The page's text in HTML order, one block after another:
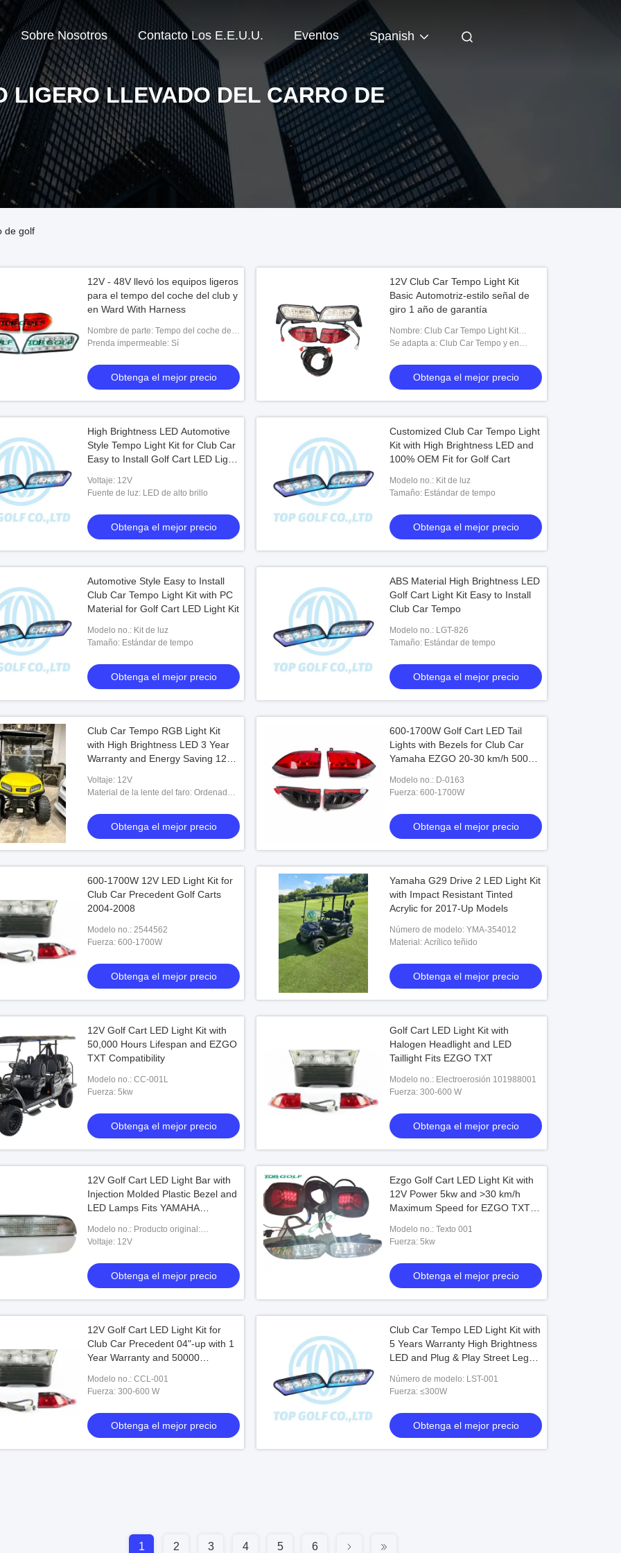
Sobre Nosotros Contacto Los E.E.U.U. Eventos Spanish
LIGERO LLEVADO DEL CARRO DE
de golf
llevó el coche
CC-008 del club de
el mejor precio
Coche hacia adelante del club del tempo
equipo ligero legal de la calle de 12
voltios
12V - 48V llevó los equipos ligeros
para el tempo del coche del club y
en Ward With Harness
Nombre de parte: Tempo del coche del
club y en Ward Light Kits
Prenda impermeable: Sí
Obtenga el mejor precio
12V Club Car Tempo Light Kit
Basic Automotriz-estilo señal de
giro 1 año de garantía
Nombre: Club Car Tempo Light Kit
Básico
Se adapta a: Club Car Tempo y en
Obtenga el mejor precio
High Brightness LED Automotive
Style Tempo Light Kit for Club Car
Easy to Install Golf Cart LED Light
Voltaje: 12V
Fuente de luz: LED de alto brillo
Obtenga el mejor precio
Customized Club Car Tempo Light
Kit with High Brightness LED and
100% OEM Fit for Golf Cart
Modelo no.: Kit de luz
Tamaño: Estándar de tempo
Obtenga el mejor precio
Automotive Style Easy to Install
Club Car Tempo Light Kit with PC
Material for Golf Cart LED Light Kit
Modelo no.: Kit de luz
Tamaño: Estándar de tempo
Obtenga el mejor precio
ABS Material High Brightness LED
Golf Cart Light Kit Easy to Install
Club Car Tempo
Modelo no.: LGT-826
Tamaño: Estándar de tempo
Obtenga el mejor precio
Club Car Tempo RGB Light Kit
with High Brightness LED 3 Year
Warranty and Energy Saving 12V
Voltaje: 12V
Material de la lente del faro: Ordenador
Obtenga el mejor precio
600-1700W Golf Cart LED Tail
Lights with Bezels for Club Car
Yamaha EZGO 20-30 km/h 50000
Modelo no.: D-0163
Fuerza: 600-1700W
Obtenga el mejor precio
600-1700W 12V LED Light Kit for
Club Car Precedent Golf Carts
2004-2008
Modelo no.: 2544562
Fuerza: 600-1700W
Obtenga el mejor precio
Yamaha G29 Drive 2 LED Light Kit
with Impact Resistant Tinted
Acrylic for 2017-Up Models
Número de modelo: YMA-354012
Material: Acrílico teñido
Obtenga el mejor precio
12V Golf Cart LED Light Kit with
50,000 Hours Lifespan and EZGO
TXT Compatibility
Modelo no.: CC-001L
Fuerza: 5kw
Obtenga el mejor precio
Golf Cart LED Light Kit with
Halogen Headlight and LED
Taillight Fits EZGO TXT
Modelo no.: Electroerosión 101988001
Fuerza: 300-600 W
Obtenga el mejor precio
12V Golf Cart LED Light Bar with
Injection Molded Plastic Bezel and
LED Lamps Fits YAMAHA
Modelo no.: Producto original:
74001G01M.
Voltaje: 12V
Obtenga el mejor precio
Ezgo Golf Cart LED Light Kit with
12V Power 5kw and >30 km/h
Maximum Speed for EZGO TXT
Modelo no.: Texto 001
Fuerza: 5kw
Obtenga el mejor precio
12V Golf Cart LED Light Kit for
Club Car Precedent 04"-up with 1
Year Warranty and 50000
Modelo no.: CCL-001
Fuerza: 300-600 W
Obtenga el mejor precio
Club Car Tempo LED Light Kit with
5 Years Warranty High Brightness
LED and Plug & Play Street Legal
Número de modelo: LST-001
Fuerza: ≤300W
Obtenga el mejor precio
1 2 3 4 5 6